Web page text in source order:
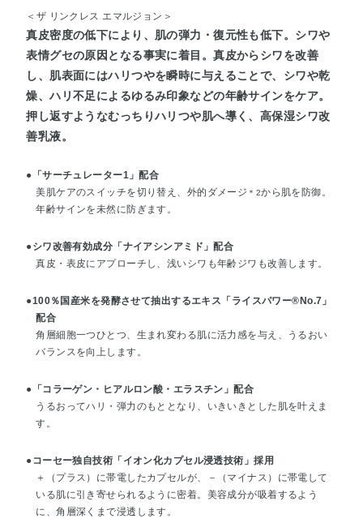
＜ザ リンクレス エマルジョン＞
真皮密度の低下により、肌の弾力・復元性も低下。シワや
表情グセの原因となる事実に着目。真皮からシワを改善
し、肌表面にはハリつやを瞬時に与えることで、シワや乾
燥、ハリ不足によるゆるみ印象などの年齢サインをケア。
押し返すようなむっちりハリつや肌へ導く、高保湿シワ改
善乳液。
●「サーチュレーター1」配合
美肌ケアのスイッチを切り替え、外的ダメージ ＊2から肌を防御。
年齢サインを未然に防ぎます。
●シワ改善有効成分「ナイアシンアミド」配合
真皮・表皮にアプローチし、浅いシワも年齢ジワも改善します。
●100％国産米を発酵させて抽出するエキス「ライスパワー®No.7」
配合
角層細胞一つひとつ、生まれ変わる肌に活力感を与え、うるおい
バランスを向上します。
●「コラーゲン・ヒアルロン酸・エラスチン」配合
うるおってハリ・弾力のもととなり、いきいきとした肌を叶えま
す。
●コーセー独自技術「イオン化カプセル浸透技術」採用
＋（プラス）に帯電したカプセルが、－（マイナス）に帯電して
いる肌に引き寄せられるように密着。美容成分が吸着するよう
に、角層深くまで浸透します。